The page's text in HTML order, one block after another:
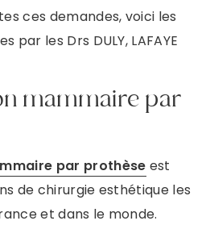
ces demandes, voici les
par les Drs DULY, LAFAYE
mammaire par
par prothèse est
de chirurgie esthétique les
et dans le monde.